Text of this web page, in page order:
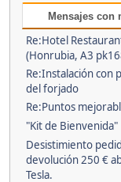
Mensajes con
Re:Hotel
(Honrubia, A3
Re:Instalación con
del forjado
Re:Puntos
"Kit de Bienvenida"
Desistimiento
devolución 250 €
Tesla.